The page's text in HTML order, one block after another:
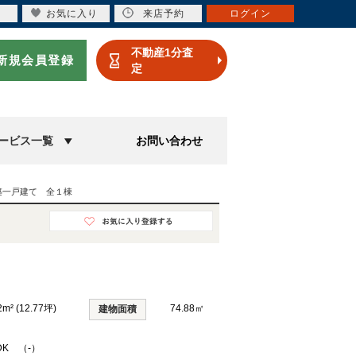
規会員登録
不動産1分査
定
ビス一覧 お問い合わせ
一戸建て 全１棟
(12.77坪) 建物面積 74.88㎡
（-）
お気に入り 来店予約 ログイン